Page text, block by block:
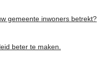
gemeente inwoners betrekt?
beter te maken.